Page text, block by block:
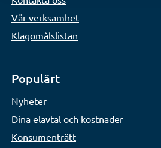
Vår verksamhet
Klagomålslistan
Populärt
Nyheter
Dina elavtal och kostnader
Konsumenträtt